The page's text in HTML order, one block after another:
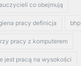
co obejmują
pracy definicja
pracy z komputerem
jest pracą na wysokości